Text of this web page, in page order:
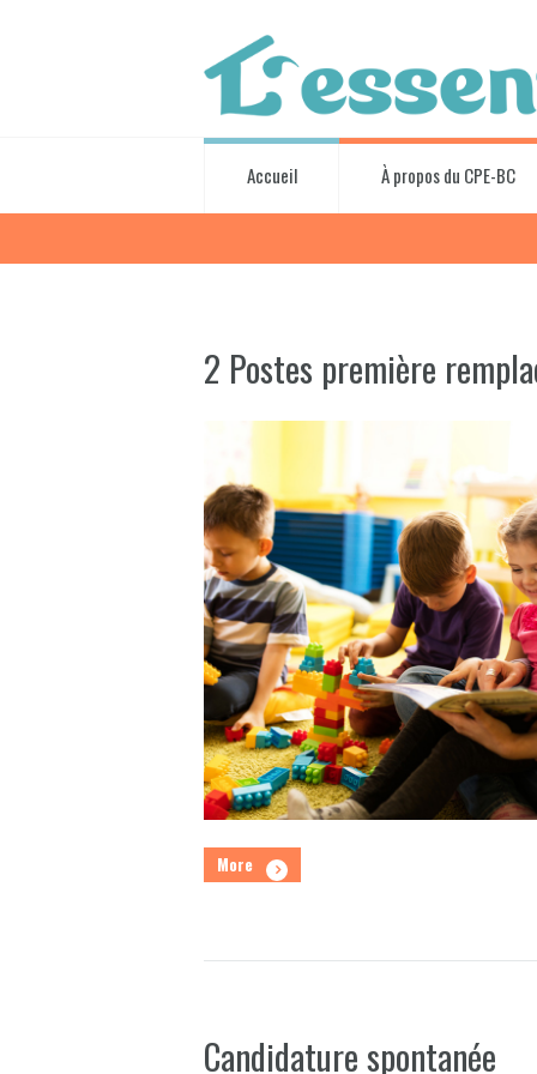
Accueil À propos du CPE-BC
2 Postes première
More
Candidature spontanée